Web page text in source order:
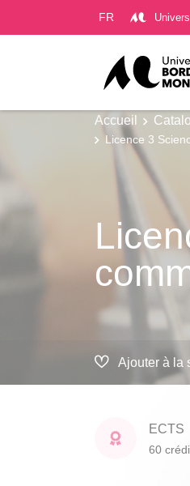
FR
Accueil
Licence 3
Ajouter à la
ECTS
60